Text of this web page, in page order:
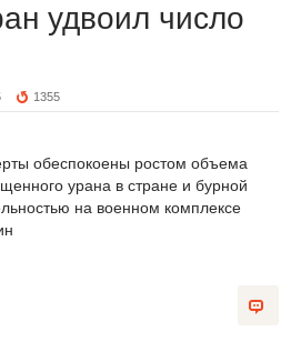
удвоил число
1355
обеспокоены ростом объема
урана в стране и бурной
на военном комплексе